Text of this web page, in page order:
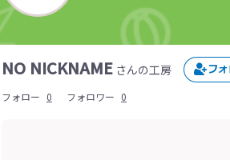
NO NICKNAME さんの工房
フォロー 0 フォロワー 0